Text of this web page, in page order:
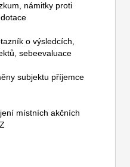
námitky proti
o výsledcích,
sebeevaluace
subjektu příjemce
místních akčních